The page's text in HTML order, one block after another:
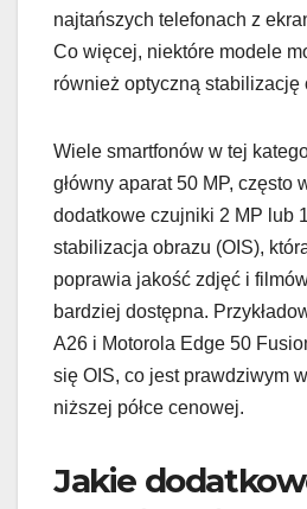
najtańszych telefonach z
Co więcej, niektóre modele
również optyczną stabilizację
Wiele smartfonów w tej
główny aparat 50 MP, często
dodatkowe czujniki 2 MP lub
stabilizacja obrazu (OIS),
poprawia jakość zdjęć i
bardziej dostępna.
A26 i Motorola Edge 50
się OIS, co jest prawdziwym
niższej półce cenowej.
Jakie